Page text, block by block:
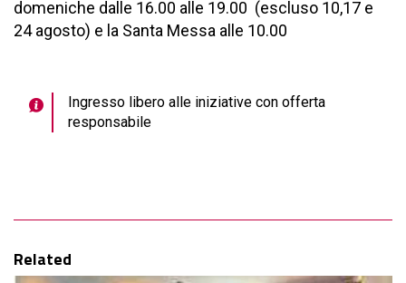
domeniche dalle 16.00 alle 19.00 (escluso 10,17 e
24 agosto) e la Santa Messa alle 10.00
Ingresso libero alle iniziative con offerta
responsabile
Related